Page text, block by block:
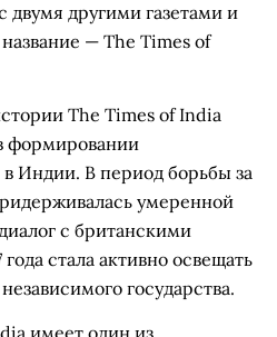
двумя другими газетами и
— The Times of
The Times of India
формировании
Индии. В период борьбы за
умеренной
с британскими
стала активно освещать
государства.
имеет один из